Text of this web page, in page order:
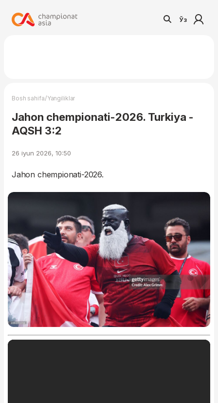
Ўз
Bosh sahifa/Yangiliklar
Jahon chempionati-2026. Turkiya -
AQSH 3:2
26 iyun 2026, 10:50
Jahon chempionati-2026.